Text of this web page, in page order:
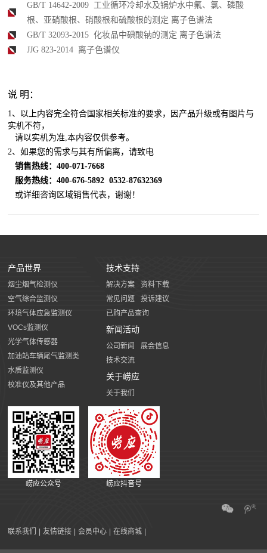
GB/T 14642-2009 工业循环冷却水及锅炉水中氟、氯、磷酸
根、亚硝酸根、硝酸根和硫酸根的测定 离子色谱法
GB/T 32093-2015 化妆品中碘酸钠的测定 离子色谱法
JJG 823-2014 离子色谱仪
说 明：
1、以上内容完全符合国家相关标准的要求，因产品升级或有图片与
实机不符，
​请以实机为准,本内容仅供参考。
2、如果您的需求与其有所偏离，请致电
销售热线：400-071-7668
服务热线：400-676-5892 0532-87632369
或详细咨询区域销售代表，谢谢！
产品世界
烟尘烟气检测仪
空气综合监测仪
环境气体应急监测仪
VOCs监测仪
光学气体传感器
加油站车辆尾气监测类
水质监测仪
校准仪及其他产品
技术支持
解决方案
资料下载
常见问题
投诉建议
已购产品查询
新闻活动
公司新闻
展会信息
技术交流
关于崂应
关于我们
崂应公众号 崂应抖音号
联系我们 友情链接 会员中心 在线商城